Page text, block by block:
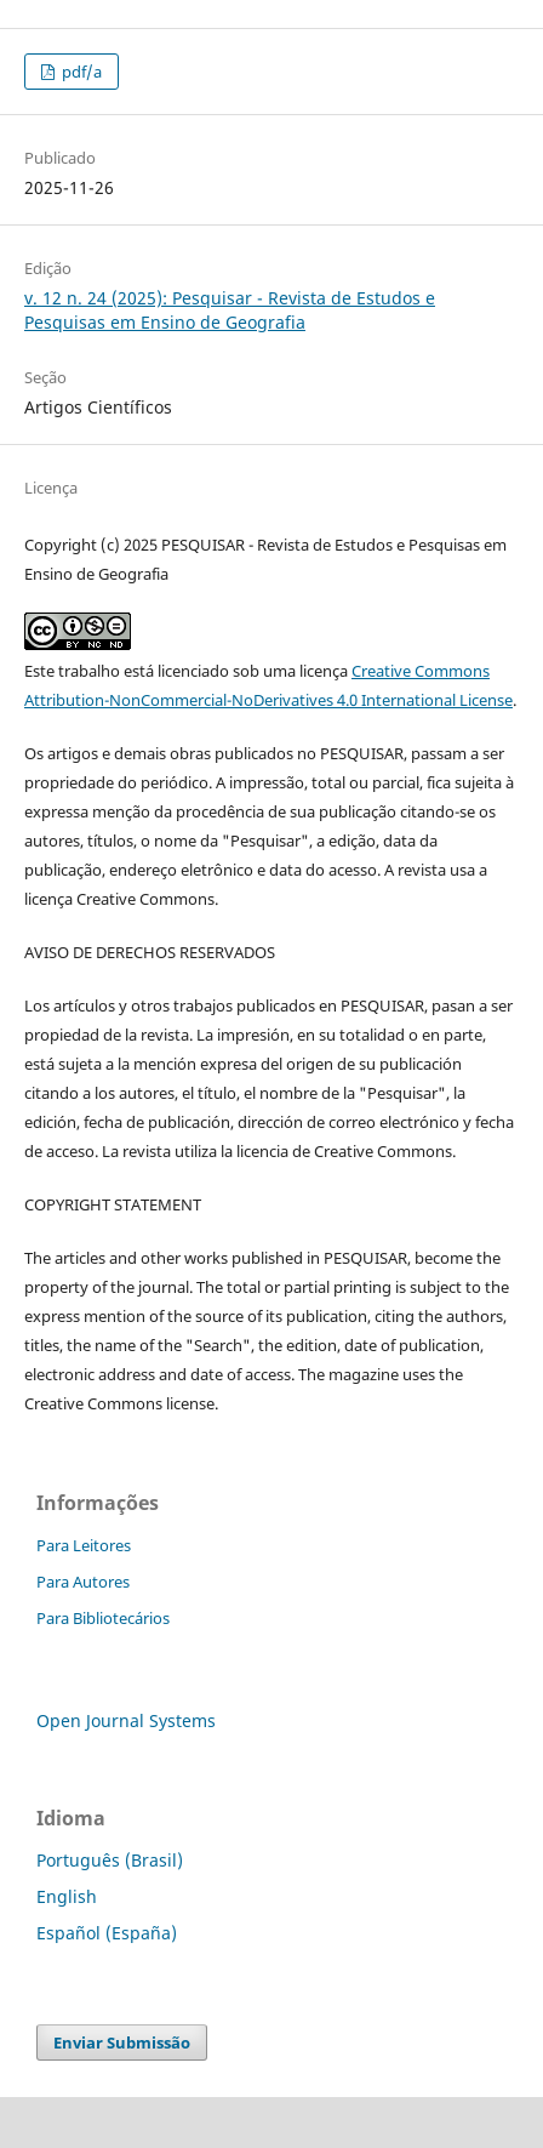
pdf/a
Publicado
2025-11-26
Edição
v. 12 n. 24 (2025): Pesquisar - Revista de Estudos e
Pesquisas em Ensino de Geografia
Seção
Artigos Científicos
Licença
Copyright (c) 2025 PESQUISAR - Revista de Estudos e Pesquisas em
Ensino de Geografia
Este trabalho está licenciado sob uma licençaCreative Commons
Attribution-NonCommercial-NoDerivatives 4.0 International License.
Os artigos e demais obras publicados no PESQUISAR, passam a ser
propriedade do periódico. A impressão, total ou parcial, fica sujeita à
expressa menção da procedência de sua publicação citando-se os
autores, títulos, o nome da "Pesquisar", a edição, data da
publicação, endereço eletrônico e data do acesso. A revista usa a
licença Creative Commons.
AVISO DE DERECHOS RESERVADOS
Los artículos y otros trabajos publicados en PESQUISAR, pasan a ser
propiedad de la revista. La impresión, en su totalidad o en parte,
está sujeta a la mención expresa del origen de su publicación
citando a los autores, el título, el nombre de la "Pesquisar", la
edición, fecha de publicación, dirección de correo electrónico y fecha
de acceso. La revista utiliza la licencia de Creative Commons.
COPYRIGHT STATEMENT
The articles and other works published in PESQUISAR, become the
property of the journal. The total or partial printing is subject to the
express mention of the source of its publication, citing the authors,
titles, the name of the "Search", the edition, date of publication,
electronic address and date of access. The magazine uses the
Creative Commons license.
Informações
Para Leitores
Para Autores
Para Bibliotecários
Open Journal Systems
Idioma
Português (Brasil)
English
Español (España)
Enviar Submissão